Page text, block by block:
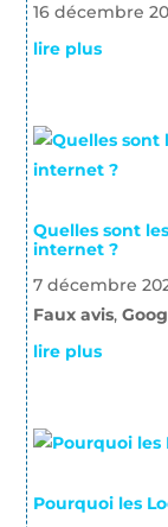
16 décembre
lire plus
Quelles sont
internet ?
7 décembre
Faux avis,
lire plus
Pourquoi les